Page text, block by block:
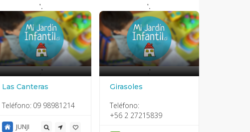
'.
.'
Las Canteras
Teléfono: 09 98981214
JUNJI
'.
.'
Girasoles
Teléfono:
+56 2 27215839